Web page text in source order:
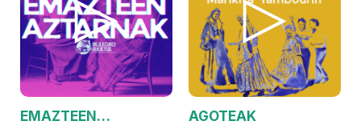
EMAZTEEN
AGOTEAK